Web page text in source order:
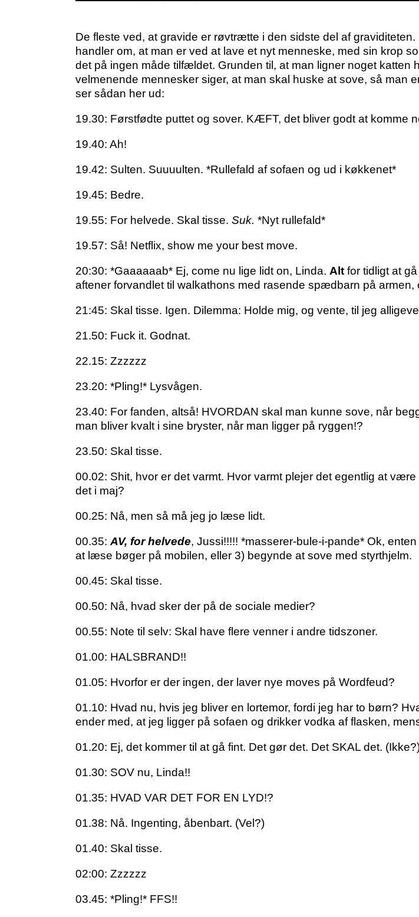
De fleste ved, at gravide er røvtrætte i den sidste del af
handler om, at man er ved at lave et nyt menneske, med sin krop
det på ingen måde tilfældet. Grunden til, at man ligner noget
velmenende mennesker siger, at man skal huske at sove, så man
ser sådan her ud:
19.30: Førstfødte puttet og sover. KÆFT, det bliver godt at komme
19.40: Ah!
19.42: Sulten. Suuuulten. *Rullefald af sofaen og ud i køkkenet*
19.45: Bedre.
19.55: For helvede. Skal tisse. Suk. *Nyt rullefald*
19.57: Så! Netflix, show me your best move.
20:30: *Gaaaaaab* Ej, come nu lige lidt on, Linda. Alt for tidligt at
aftener forvandlet til walkathons med rasende spædbarn på
21:45: Skal tisse. Igen. Dilemma: Holde mig, og vente, til jeg
21.50: Fuck it. Godnat.
22.15: Zzzzzz
23.20: *Pling!* Lysvågen.
23.40: For fanden, altså! HVORDAN skal man kunne sove, når
man bliver kvalt i sine bryster, når man ligger på ryggen!?
23.50: Skal tisse.
00.02: Shit, hvor er det varmt. Hvor varmt plejer det egentlig at
det i maj?
00.25: Nå, men så må jeg jo læse lidt.
00.35: AV, for helvede, Jussi!!!!! *masserer-bule-i-pande* Ok,
at læse bøger på mobilen, eller 3) begynde at sove med styrthjelm.
00.45: Skal tisse.
00.50: Nå, hvad sker der på de sociale medier?
00.55: Note til selv: Skal have flere venner i andre tidszoner.
01.00: HALSBRAND!!
01.05: Hvorfor er der ingen, der laver nye moves på Wordfeud?
01.10: Hvad nu, hvis jeg bliver en lortemor, fordi jeg har to børn?
ender med, at jeg ligger på sofaen og drikker vodka af flasken,
01.20: Ej, det kommer til at gå fint. Det gør det. Det SKAL det.
01.30: SOV nu, Linda!!
01.35: HVAD VAR DET FOR EN LYD!?
01.38: Nå. Ingenting, åbenbart. (Vel?)
01.40: Skal tisse.
02:00: Zzzzzz
03.45: *Pling!* FFS!!